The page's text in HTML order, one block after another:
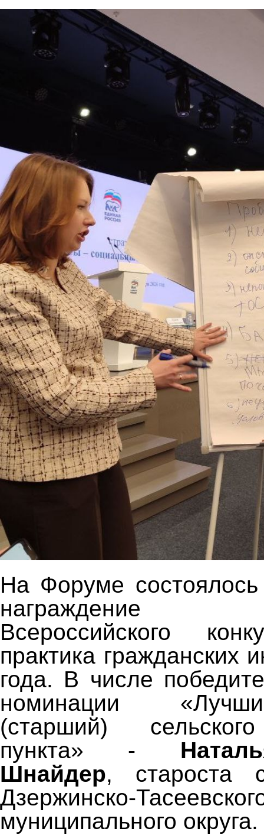
На Форуме состоялось
награждение
Всероссийского
практика гражданских
года. В числе
номинации
(старший)
пункта» -
Шнайдер, староста
Дзержинско-
муниципального округа.